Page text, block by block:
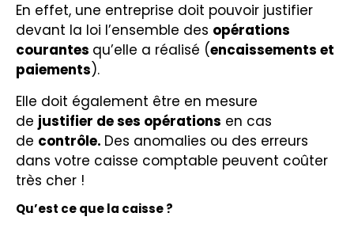
En effet, une entreprise doit pouvoir justifier
devant la loi l’ensemble des opérations
courantes qu’elle a réalisé (encaissements et
paiements).
Elle doit également être en mesure
de justifier de ses opérations en cas
de contrôle. Des anomalies ou des erreurs
dans votre caisse comptable peuvent coûter
très cher !
Qu’est ce que la caisse ?